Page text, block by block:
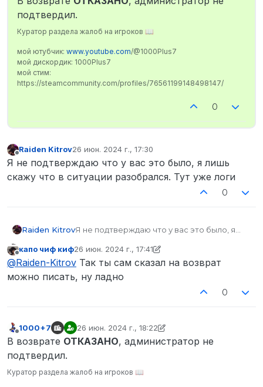
подтвердил.
Куратор раздела жалоб на игроков 📖
мой ютубчик: www.youtube.com/@1000Plus7
мой дискордик: 1000Plus7
мой стим:
https://steamcommunity.com/profiles/76561199148498147/
0
Raiden Kitrov26 июн. 2024 г., 17:30
отредактировано
Я не подтверждаю что у вас это было, я лишь
скажу что в ситуации разобрался. Тут уже логи
0
Raiden KitrovЯ не подтверждаю что у вас это было, я
уже логи
Не в сети
капо чиф киф26 июн. 2024 г., 17:41
отредактировано капо чиф киф
@Raiden-Kitrov Так ты сам сказал на возврат
можно писать, ну ладно
0
1000+7 26 июн. 2024 г., 18:22
отредактировано 1000+7
В возврате ОТКАЗАНО, администратор не
подтвердил.
Куратор раздела жалоб на игроков 📖